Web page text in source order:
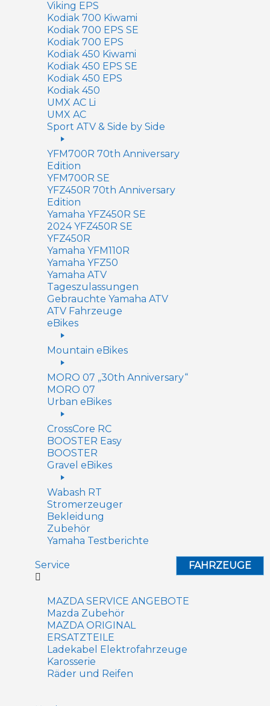
Viking EPS
Kodiak 700 Kiwami
Kodiak 700 EPS SE
Kodiak 700 EPS
Kodiak 450 Kiwami
Kodiak 450 EPS SE
Kodiak 450 EPS
Kodiak 450
UMX AC Li
UMX AC
Sport ATV & Side by Side
YFM700R 70th Anniversary
Edition
YFM700R SE
YFZ450R 70th Anniversary
Edition
Yamaha YFZ450R SE
2024 YFZ450R SE
YFZ450R
Yamaha YFM110R
Yamaha YFZ50
Yamaha ATV
Tageszulassungen
Gebrauchte Yamaha ATV
ATV Fahrzeuge
eBikes
Mountain eBikes
MORO 07 „30th Anniversary“
MORO 07
Urban eBikes
CrossCore RC
BOOSTER Easy
BOOSTER
Gravel eBikes
Wabash RT
Stromerzeuger
Bekleidung
Zubehör
Yamaha Testberichte
FAHRZEUGE
Service
MAZDA SERVICE ANGEBOTE
Mazda Zubehör
MAZDA ORIGINAL
ERSATZTEILE
Ladekabel Elektrofahrzeuge
Karosserie
Räder und Reifen